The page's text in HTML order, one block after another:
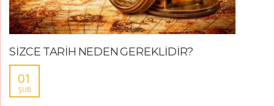
SİZCE TARİH NEDEN GEREKLİDİR?
01
ŞUB